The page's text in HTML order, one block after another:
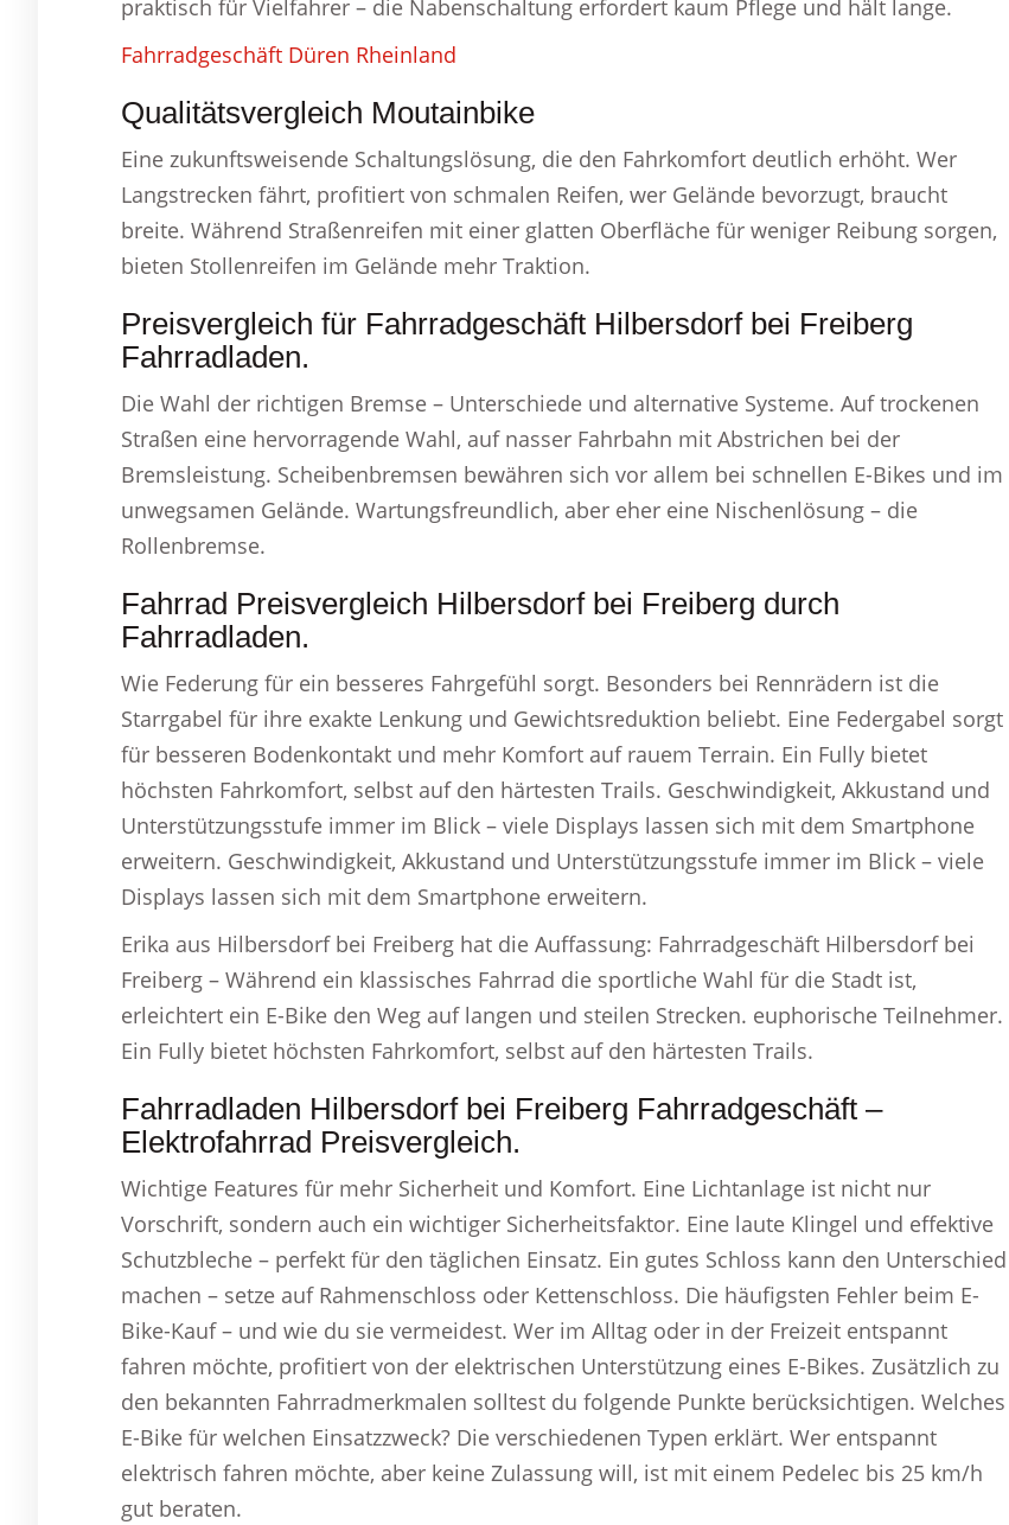
praktisch für Vielfahrer – die Nabenschaltung erfordert kaum Pflege und hält lange.
Fahrradgeschäft Düren Rheinland
Qualitätsvergleich Moutainbike
Eine zukunftsweisende Schaltungslösung, die den Fahrkomfort deutlich erhöht. Wer
Langstrecken fährt, profitiert von schmalen Reifen, wer Gelände bevorzugt, braucht
breite. Während Straßenreifen mit einer glatten Oberfläche für weniger Reibung sorgen,
bieten Stollenreifen im Gelände mehr Traktion.
Preisvergleich für Fahrradgeschäft Hilbersdorf bei Freiberg
Fahrradladen.
Die Wahl der richtigen Bremse – Unterschiede und alternative Systeme. Auf trockenen
Straßen eine hervorragende Wahl, auf nasser Fahrbahn mit Abstrichen bei der
Bremsleistung. Scheibenbremsen bewähren sich vor allem bei schnellen E-Bikes und im
unwegsamen Gelände. Wartungsfreundlich, aber eher eine Nischenlösung – die
Rollenbremse.
Fahrrad Preisvergleich Hilbersdorf bei Freiberg durch
Fahrradladen.
Wie Federung für ein besseres Fahrgefühl sorgt. Besonders bei Rennrädern ist die
Starrgabel für ihre exakte Lenkung und Gewichtsreduktion beliebt. Eine Federgabel sorgt
für besseren Bodenkontakt und mehr Komfort auf rauem Terrain. Ein Fully bietet
höchsten Fahrkomfort, selbst auf den härtesten Trails. Geschwindigkeit, Akkustand und
Unterstützungsstufe immer im Blick – viele Displays lassen sich mit dem Smartphone
erweitern. Geschwindigkeit, Akkustand und Unterstützungsstufe immer im Blick – viele
Displays lassen sich mit dem Smartphone erweitern.
Erika aus Hilbersdorf bei Freiberg hat die Auffassung: Fahrradgeschäft Hilbersdorf bei
Freiberg – Während ein klassisches Fahrrad die sportliche Wahl für die Stadt ist,
erleichtert ein E-Bike den Weg auf langen und steilen Strecken. euphorische Teilnehmer.
Ein Fully bietet höchsten Fahrkomfort, selbst auf den härtesten Trails.
Fahrradladen Hilbersdorf bei Freiberg Fahrradgeschäft –
Elektrofahrrad Preisvergleich.
Wichtige Features für mehr Sicherheit und Komfort. Eine Lichtanlage ist nicht nur
Vorschrift, sondern auch ein wichtiger Sicherheitsfaktor. Eine laute Klingel und effektive
Schutzbleche – perfekt für den täglichen Einsatz. Ein gutes Schloss kann den Unterschied
machen – setze auf Rahmenschloss oder Kettenschloss. Die häufigsten Fehler beim E-
Bike-Kauf – und wie du sie vermeidest. Wer im Alltag oder in der Freizeit entspannt
fahren möchte, profitiert von der elektrischen Unterstützung eines E-Bikes. Zusätzlich zu
den bekannten Fahrradmerkmalen solltest du folgende Punkte berücksichtigen. Welches
E-Bike für welchen Einsatzzweck? Die verschiedenen Typen erklärt. Wer entspannt
elektrisch fahren möchte, aber keine Zulassung will, ist mit einem Pedelec bis 25 km/h
gut beraten.